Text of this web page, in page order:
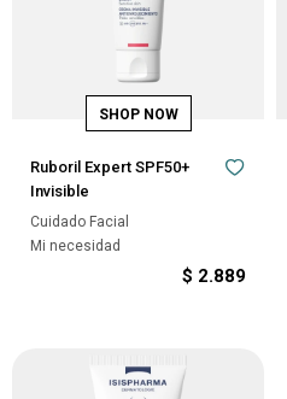
Ruboril Expert SPF50+
Invisible
Cuidado Facial
Mi necesidad
$ 2.889